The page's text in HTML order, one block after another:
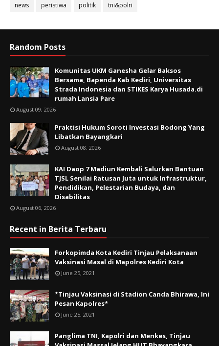
news
peristiwa politik tni&polri
Random Posts
Komunitas UKM Ganesha Gelar Baksos
Bersama, Bapenda Kab Kediri, Universitas
Strada Indonesia dan STIKES Karya Husada.di
rumah Lansia Pare
August 09, 2026
Praktisi Hukum Soroti Investasi Bodong Yang
Libatkan Bayangkari
August 08, 2026
KAI Daop 7 Madiun Kembali Salurkan Bantuan
TJSL Senilai Ratusan Juta untuk Infrastruktur,
Pendidikan, Pelestarian Budaya, dan
Disabilitas
August 06, 2026
Recent in Berita Terbaru
Forkopimda Kota Kediri Tinjau Pelaksanaan
Vaksinasi Masal di Mapolres Kediri Kota
June 25, 2021
*Tinjau Vaksinasi di Stadion Canda Bhirawa, Ini
Pesan Kapolres*
June 25, 2021
Panglima TNI, Kapolri dan Menkes, Tinjau